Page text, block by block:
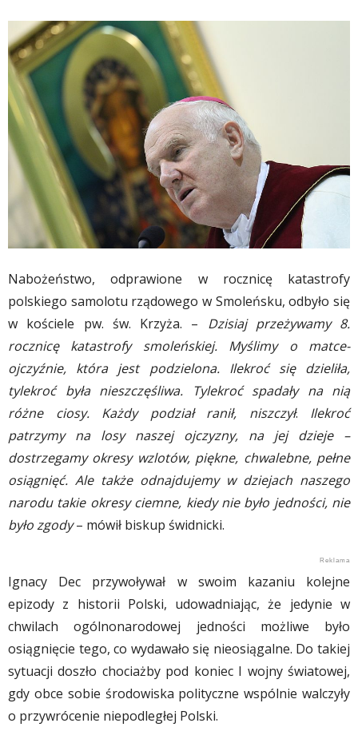
Nabożeństwo, odprawione w rocznicę katastrofy
polskiego samolotu rządowego w Smoleńsku, odbyło się
w kościele pw. św. Krzyża. – Dzisiaj przeżywamy 8.
rocznicę katastrofy smoleńskiej. Myślimy o matce-
ojczyźnie, która jest podzielona. Ilekroć się dzieliła,
tylekroć była nieszczęśliwa. Tylekroć spadały na nią
różne ciosy. Każdy podział ranił, niszczył. Ilekroć
patrzymy na losy naszej ojczyzny, na jej dzieje –
dostrzegamy okresy wzlotów, piękne, chwalebne, pełne
osiągnięć. Ale także odnajdujemy w dziejach naszego
narodu takie okresy ciemne, kiedy nie było jedności, nie
było zgody– mówił biskup świdnicki.
Ignacy Dec przywoływał w swoim kazaniu kolejne
epizody z historii Polski, udowadniając, że jedynie w
chwilach ogólnonarodowej jedności możliwe było
osiągnięcie tego, co wydawało się nieosiągalne. Do takiej
sytuacji doszło chociażby pod koniec I wojny światowej,
gdy obce sobie środowiska polityczne wspólnie walczyły
o przywrócenie niepodległej Polski.